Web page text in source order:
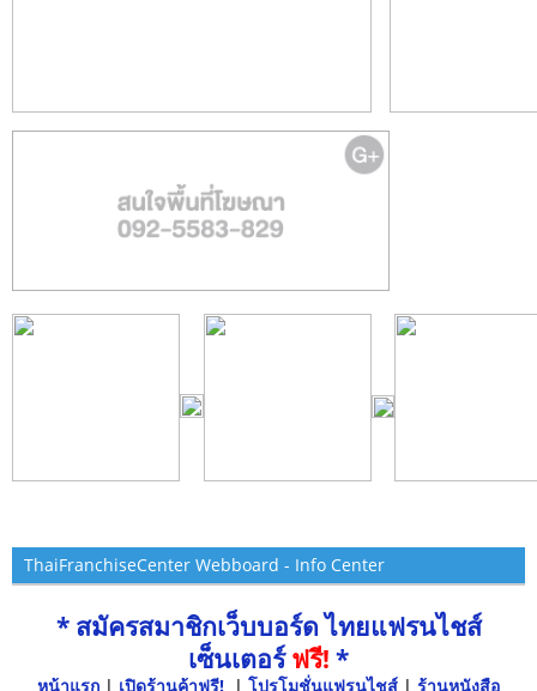
ThaiFranchiseCenter Webboard - Info Center
* สมัครสมาชิกเว็บบอร์ด ไทยแฟรนไชส์
เซ็นเตอร์ฟรี! *
หน้าแรก | เปิดร้านค้าฟรี! | โปรโมชั่นแฟรนไชส์ | ร้านหนังสือ